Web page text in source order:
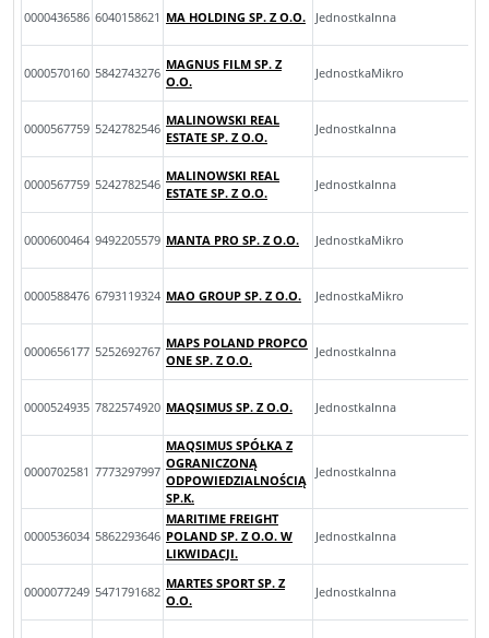
0000436586 6040158621 MA HOLDING SP. Z O.O. JednostkaInna
0000570160 5842743276
MAGNUS FILM SP. Z
O.O.
JednostkaMikro
0000567759 5242782546
MALINOWSKI REAL
ESTATE SP. Z O.O.
JednostkaInna
0000567759 5242782546
MALINOWSKI REAL
ESTATE SP. Z O.O.
JednostkaInna
0000600464 9492205579 MANTA PRO SP. Z O.O. JednostkaMikro
0000588476 6793119324 MAO GROUP SP. Z O.O. JednostkaMikro
0000656177 5252692767
MAPS POLAND PROPCO
ONE SP. Z O.O.
JednostkaInna
0000524935 7822574920 MAQSIMUS SP. Z O.O. JednostkaInna
0000702581 7773297997
MAQSIMUS SPÓŁKA Z
OGRANICZONĄ
ODPOWIEDZIALNOŚCIĄ
SP.K.
JednostkaInna
0000536034 5862293646
MARITIME FREIGHT
POLAND SP. Z O.O. W
LIKWIDACJI.
JednostkaInna
0000077249 5471791682
MARTES SPORT SP. Z
O.O.
JednostkaInna